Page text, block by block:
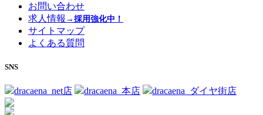
お問い合わせ
求人情報 →採用強化中！
サイトマップ
よくある質問
SNS
dracaena_net店 dracaena_本店 dracaena_ダイヤ街店